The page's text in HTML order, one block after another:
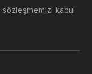
sözleşmemizi kabul